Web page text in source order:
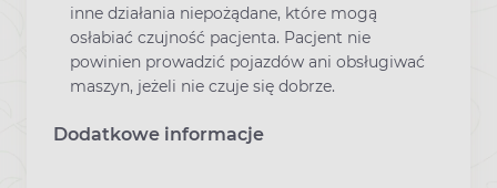
inne działania niepożądane, które mogą
osłabiać czujność pacjenta. Pacjent nie
powinien prowadzić pojazdów ani obsługiwać
maszyn, jeżeli nie czuje się dobrze.
Dodatkowe informacje